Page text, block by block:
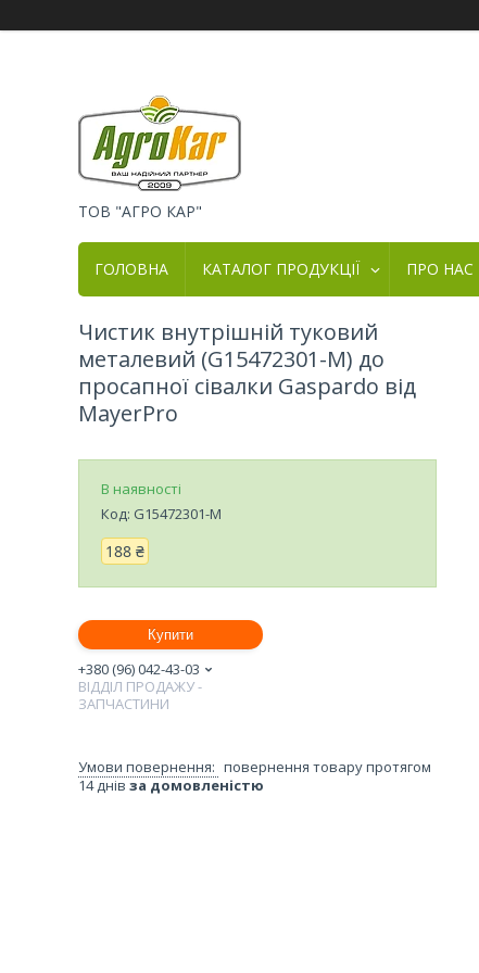
ТОВ "АГРО КАР"
ГОЛОВНА КАТАЛОГ ПРОДУКЦІЇ ПРО НАС
Чистик внутрішній туковий
металевий (G15472301-M) до
просапної сівалки Gaspardo від
MayerPro
В наявності
Код: G15472301-M
188 ₴
Купити
+380 (96) 042-43-03
ВІДДІЛ ПРОДАЖУ -
ЗАПЧАСТИНИ
повернення товару протягом
14 днів за домовленістю